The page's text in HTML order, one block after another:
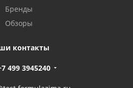
Бренды
Обзоры
контакты
499 3945240